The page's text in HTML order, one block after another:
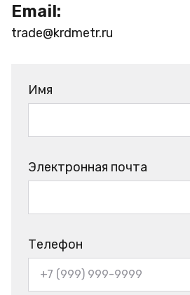
Email:
trade@krdmetr.ru
Имя
Электронная почта
Телефон